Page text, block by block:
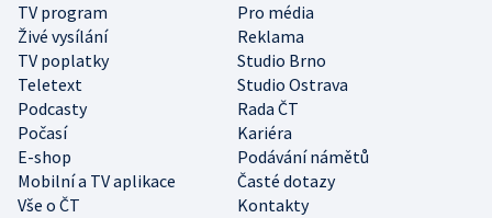
TV program
Pro média
Živé vysílání
Reklama
TV poplatky
Studio Brno
Teletext
Studio Ostrava
Podcasty
Rada ČT
Počasí
Kariéra
E-shop
Podávání námětů
Mobilní a TV aplikace
Časté dotazy
Vše o ČT
Kontakty